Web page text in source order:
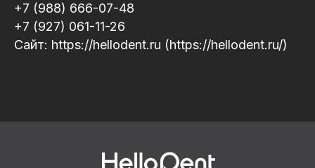
+7 (988) 666-07-48
+7 (927) 061-11-26
Сайт: https://hellodent.ru (https://hellodent.ru/)